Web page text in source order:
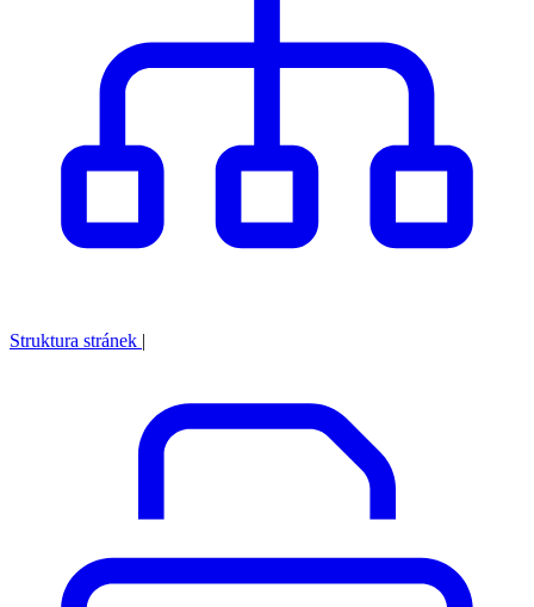
Struktura stránek |